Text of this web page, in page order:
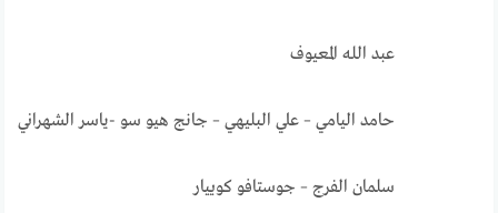
عبد الله المعيوف
حامد اليامي – علي البليهي – جانج هيو سو -ياسر الشهراني
سلمان الفرج – جوستافو كوييار